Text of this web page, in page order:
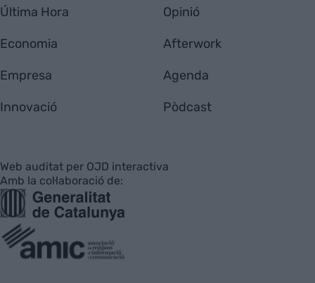
Última Hora
Economia
Empresa
Innovació
Opinió
Afterwork
Agenda
Pòdcast
Web auditat per OJD interactiva
Amb la col·laboració de: